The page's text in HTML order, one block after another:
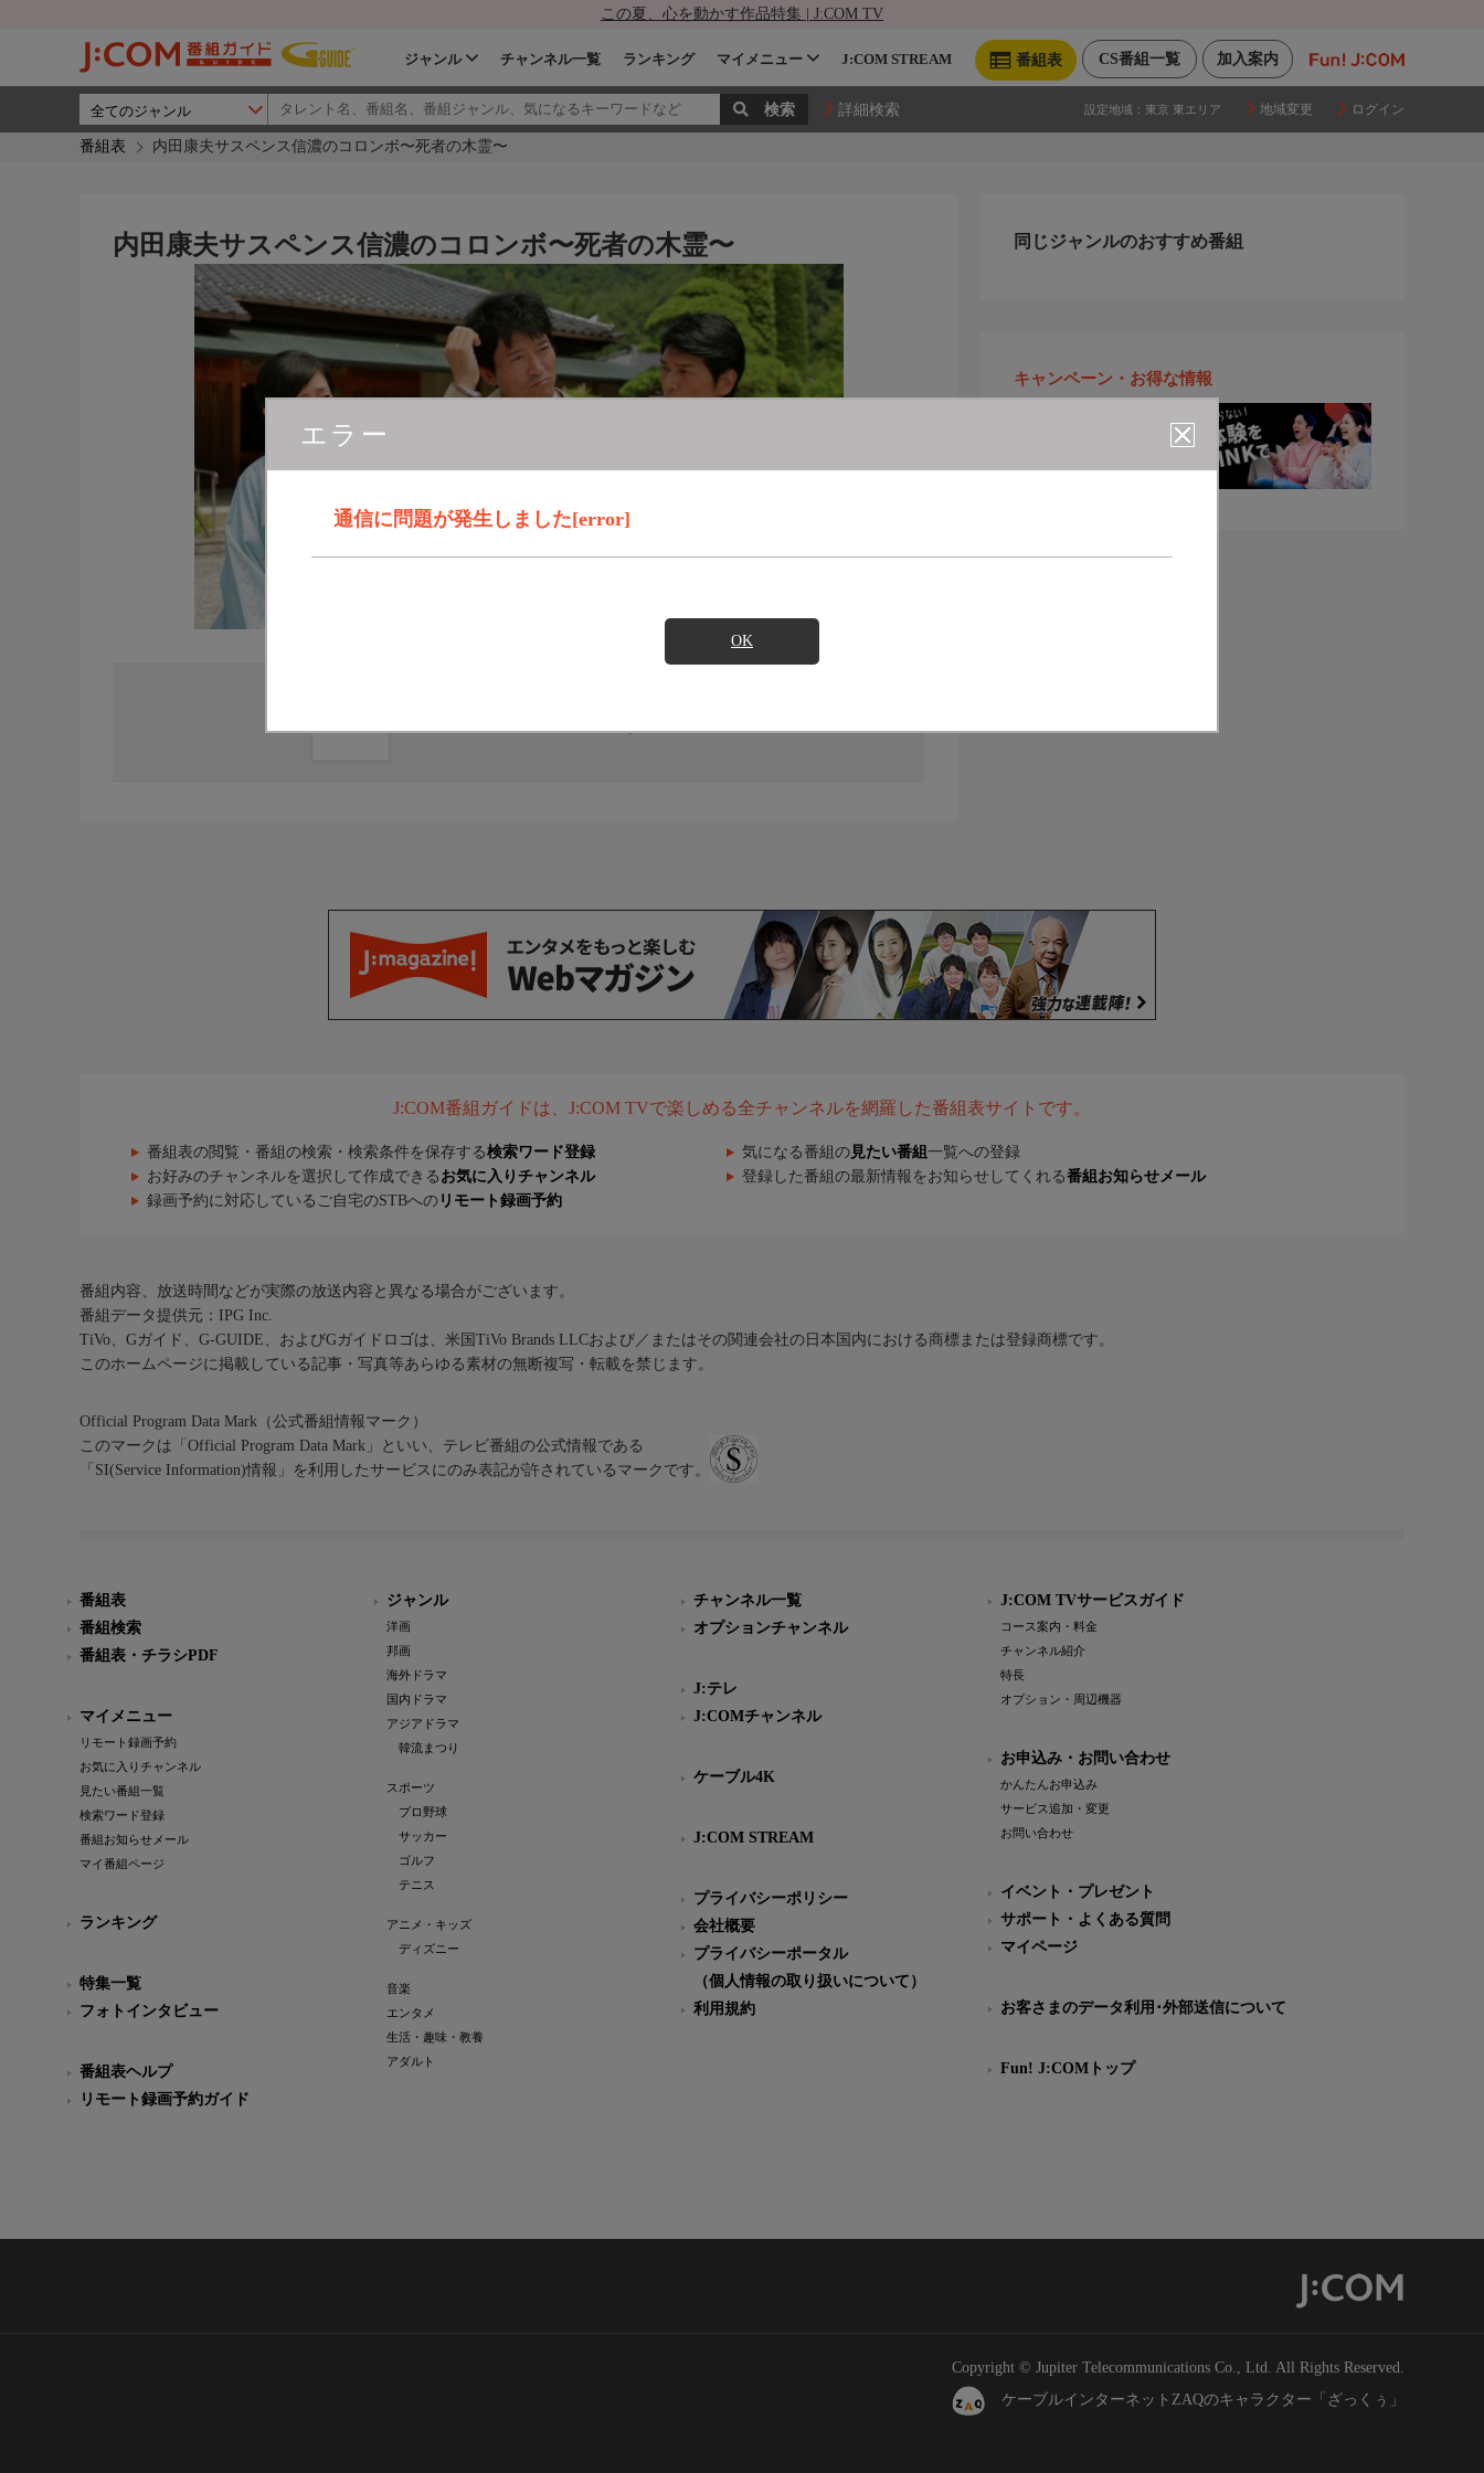
この夏、心を動かす作品特集 | J:COM TV
加入案内
CS番組一覧
番組表
ジャンル チャンネル一覧 ランキング マイメニュー J:COM STREAM
詳細検索 設定地域： 東京 東エリア 地域変更 ログイン
番組表 内田康夫サスペンス信濃のコロンボ〜死者の木霊〜
エラー
通信に問題が発生しました[error]
OK
内田康夫サスペンス信濃のコロンボ〜死者の木霊〜 同じジャンルのおすすめ番組
キャンペーン・お得な情報
J:COM番組ガイドは、J:COM TVで楽しめる全チャンネルを網羅した番組表サイトです。
番組表の閲覧・番組の検索・検索条件を保存する検索ワード登録 気になる番組の 見たい番組 一覧への登録
お好みのチャンネルを選択して作成できる お気に入りチャンネル 登録した番組の最新情報をお知らせしてくれる番組お知らせメール
録画予約に対応しているご自宅のSTBへの リモート録画予約
番組内容、放送時間などが実際の放送内容と異なる場合がございます。
番組データ提供元：IPG Inc.
TiVo、Gガイド、G-GUIDE、およびGガイドロゴは、米国TiVo Brands LLCおよび／またはその関連会社の日本国内における商標または登録商標です。
このホームページに掲載している記事・写真等あらゆる素材の無断複写・転載を禁じます。
Official Program Data Mark（公式番組情報マーク）
このマークは「Official Program Data Mark」といい、テレビ番組の公式情報である
「SI(Service Information)情報」を利用したサービスにのみ表記が許されているマークです。
番組表
番組検索
番組表・チラシPDF
マイメニュー
リモート録画予約
お気に入りチャンネル
見たい番組一覧
検索ワード登録
番組お知らせメール
マイ番組ページ
ランキング
特集一覧
フォトインタビュー
番組表ヘルプ
リモート録画予約ガイド
ジャンル
洋画
邦画
海外ドラマ
国内ドラマ
アジアドラマ
韓流まつり
スポーツ
プロ野球
サッカー
ゴルフ
テニス
アニメ・キッズ
ディズニー
音楽
エンタメ
生活・趣味・教養
アダルト
チャンネル一覧
オプションチャンネル
J:テレ
J:COMチャンネル
ケーブル4K
J:COM STREAM
プライバシーポリシー
会社概要
プライバシーポータル
（個人情報の取り扱いについて）
利用規約
J:COM TVサービスガイド
コース案内・料金
チャンネル紹介
特長
オプション・周辺機器
お申込み・お問い合わせ
かんたんお申込み
サービス追加・変更
お問い合わせ
イベント・プレゼント
サポート・よくある質問
マイページ
お客さまのデータ利用･外部送信について
Fun! J:COMトップ
Copyright © Jupiter Telecommunications Co., Ltd. All Rights Reserved.
ケーブルインターネットZAQのキャラクター「ざっくぅ」